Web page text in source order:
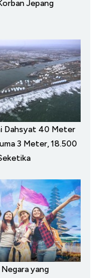
Jepang
Dahsyat 40 Meter
3 Meter, 18.500
yang